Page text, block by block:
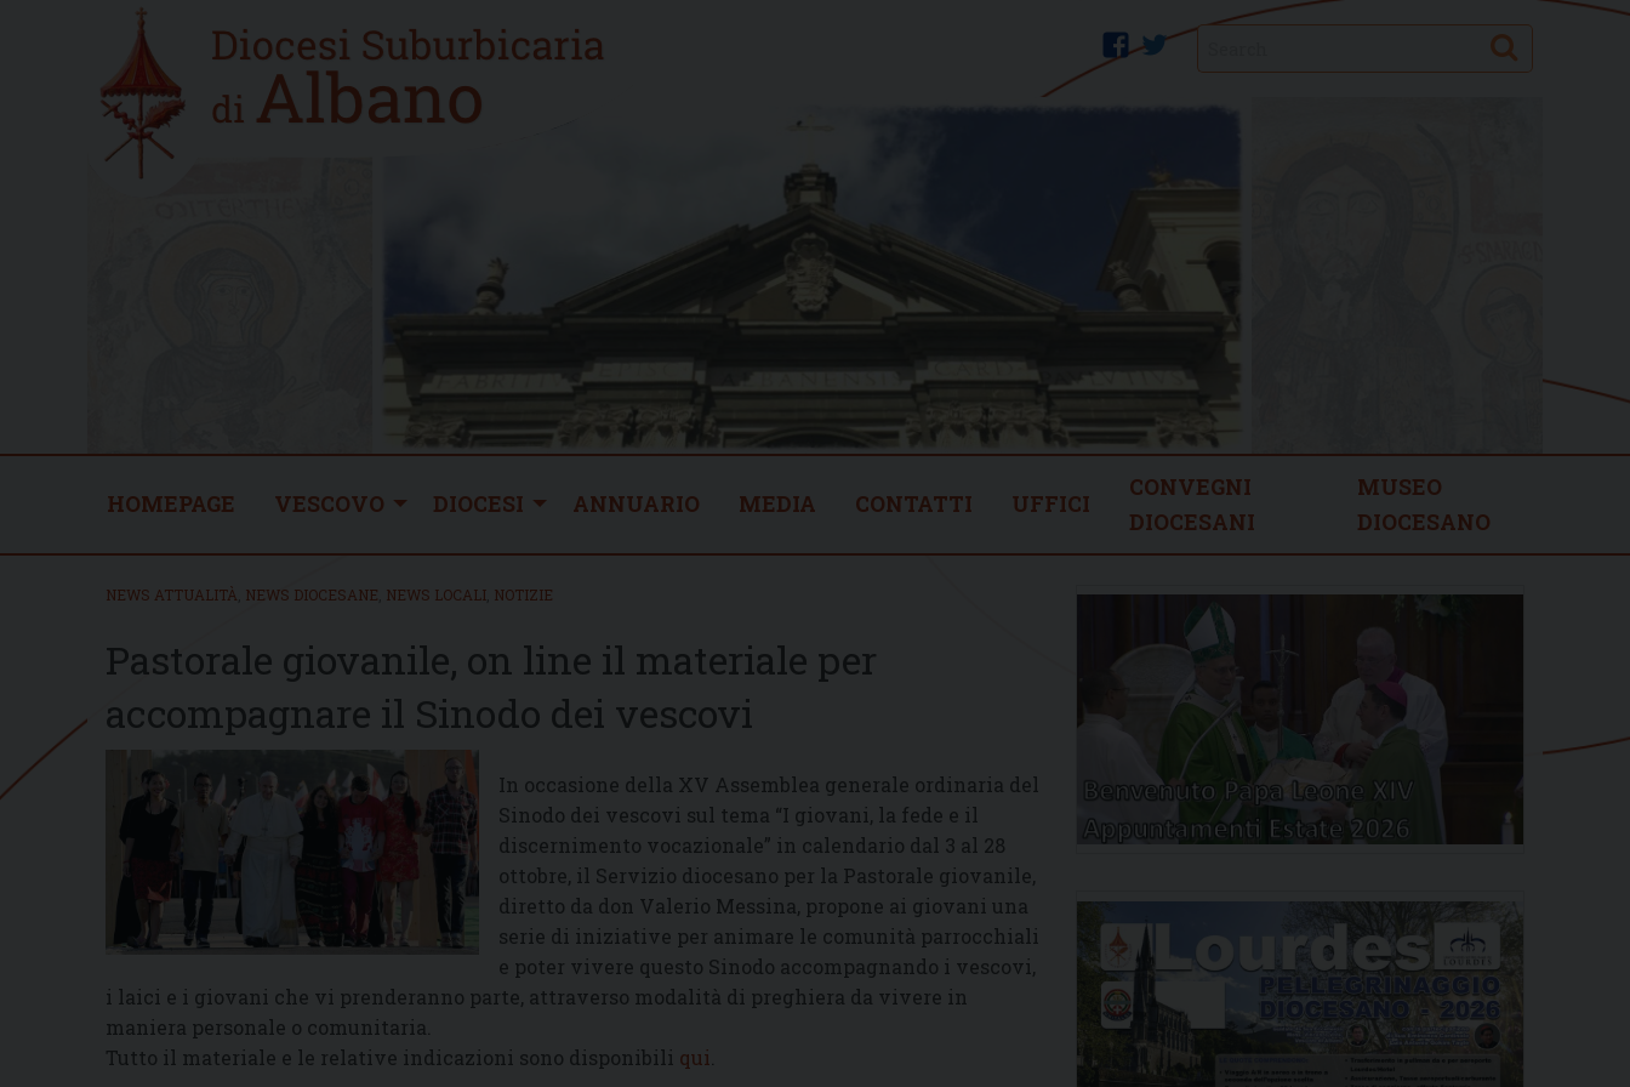
Home
new
twitter
facebook Search
HOMEPAGE VESCOVO DIOCESI ANNUARIO MEDIA CONTATTI UFFICI
CONVEGNI
DIOCESANI
MUSEO
DIOCESANO
NEWS ATTUALITÀ NEWS DIOCESANE NEWS LOCALI NOTIZIE
Pastorale giovanile, on line il materiale per
accompagnare il Sinodo dei vescovi
In occasione della XV Assemblea generale ordinaria del
Sinodo dei vescovi sul tema “I giovani, la fede e il
discernimento vocazionale” in calendario dal 3 al 28
ottobre, il Servizio diocesano per la Pastorale giovanile,
diretto da don Valerio Messina, propone ai giovani una
serie di iniziative per animare le comunità parrocchiali
e poter vivere questo Sinodo accompagnando i vescovi,
i laici e i giovani che vi prenderanno parte, attraverso modalità di preghiera da vivere in
maniera personale o comunitaria.
Tutto il materiale e le relative indicazioni sono disponibili qui